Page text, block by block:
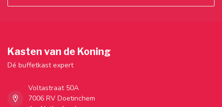
Kasten van de Koning
Dé buffetkast expert
Voltastraat 50A
7006 RV Doetinchem